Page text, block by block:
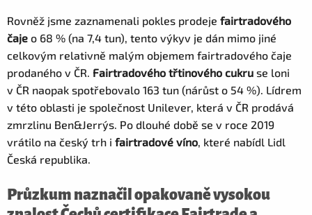
Rovněž jsme zaznamenali pokles prodeje fairtradového
čaje o 68 % (na 7,4 tun), tento výkyv je dán mimo jiné
celkovým relativně malým objemem fairtradového čaje
prodaného v ČR. Fairtradového třtinového cukru se loni
v ČR naopak spotřebovalo 163 tun (nárůst o 54 %). Lídrem
v této oblasti je společnost Unilever, která v ČR prodává
zmrzlinu Ben&Jerry´s. Po dlouhé době se v roce 2019
vrátilo na český trh i fairtradové víno, které nabídl Lidl
Česká republika.
Průzkum naznačil opakovaně vysokou